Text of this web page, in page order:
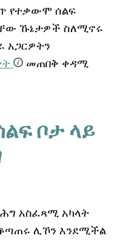
የተቃውሞ ሰልፍ
ኹኔታዎች ስለሚኖሩ
አጋርዎትን
መጠበቅ ቀዳሚ
ቦታ ላይ
አስፈጻሚ አካላት
ሊኾን እንደሚችል